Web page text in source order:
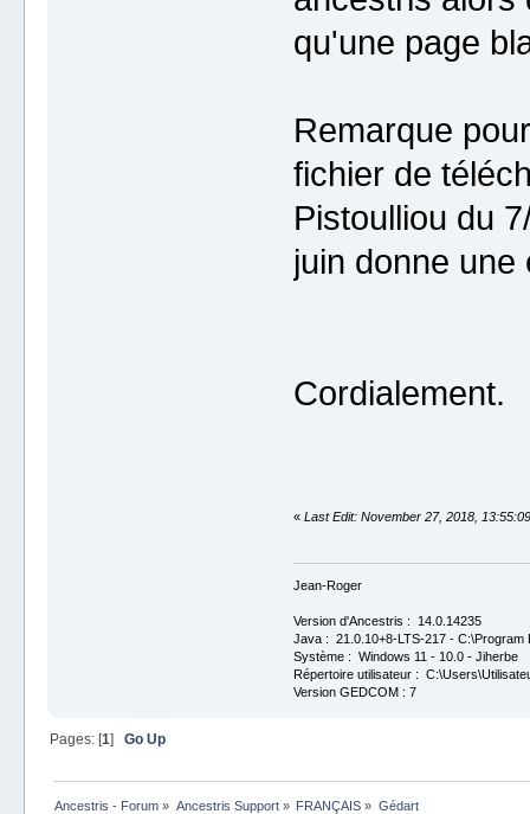
qu'une page
Remarque
fichier de
Pistoulliou du
juin donne
Cordialement.
« Last Edit: November 27, 2018,
Jean-Roger
Version d'Ancestris : 14.0.14235
Java : 21.0.10+8-LTS-217 - C:\Program
Système : Windows 11 - 10.0 - Jiherbe
Répertoire utilisateur :
Version GEDCOM : 7
Pages: [1] Go Up
Ancestris - Forum » Ancestris Support» FRANÇAIS » Gédart